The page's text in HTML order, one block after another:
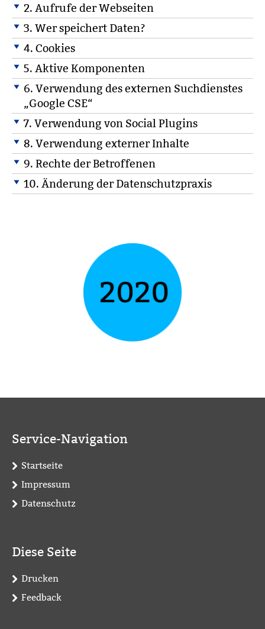
2. Aufrufe der Webseiten
3. Wer speichert Daten?
4. Cookies
5. Aktive Komponenten
6. Verwendung des externen Suchdienstes
„Google CSE“
7. Verwendung von Social Plugins
8. Verwendung externer Inhalte
9. Rechte der Betroffenen
10. Änderung der Datenschutzpraxis
Service-Navigation
Startseite
Impressum
Datenschutz
Diese Seite
Drucken
Feedback